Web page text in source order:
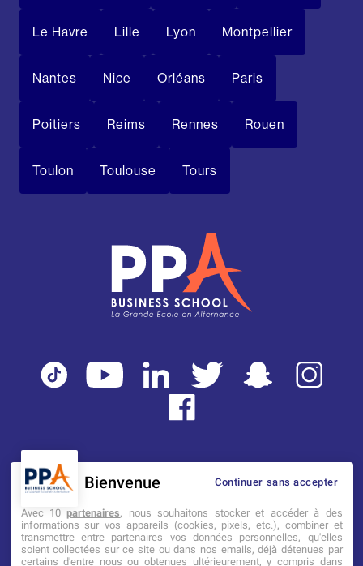
Le Havre Lille Lyon Montpellier
Nantes Nice Orléans Paris
Poitiers Reims Rennes Rouen
Toulon Toulouse Tours
Mentions légales Tarifs CGI
Établissement d’Enseignement
Supérieur Technique Privé
Continuer sans accepter
Bienvenue
Avec 10partenaires, nous souhaitons stocker et accéder à des
informations sur vos appareils (cookies, pixels, etc.), combiner et
transmettre entre partenaires vos données personnelles, qu'elles
soient collectées sur ce site ou dans nos emails, déjà détenues par
certains d'entre nous ou obtenues ultérieurement, y compris dans